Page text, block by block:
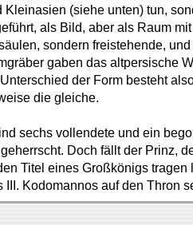
(siehe unten) tun,
als Bild, aber als Raum mit
sondern freistehende,
gaben das altpersische
der Form besteht
die gleiche.
sechs vollendete und ein
Doch fällt der Prinz,
Titel eines Großkönigs tragen
Kodomannos auf den Thron